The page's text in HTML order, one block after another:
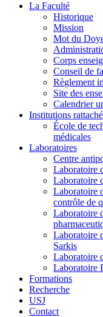
La Faculté
Historique
Mission
Mot du
Corps
Conseil de
Règlement
Site des
Calendrier
Institutions
École de
médicales
Laboratoires
Centre
Laboratoire
Laboratoire
Laboratoire
contrôle de
Laboratoire
Laboratoire
Sarkis
Laboratoire
Laboratoire
Formations
Recherche
USJ
Contact